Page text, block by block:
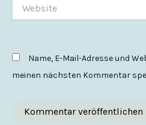
Name, E-Mail-Adresse und
meinen nächsten Kommentar